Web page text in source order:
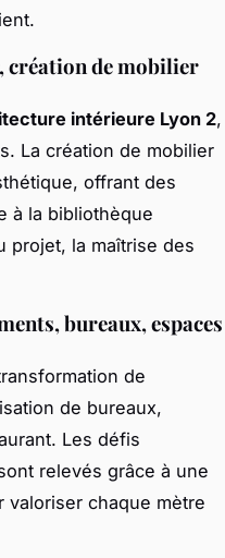
création de mobilier
intérieure Lyon 2,
La création de mobilier
offrant des
à la bibliothèque
projet, la maîtrise des
bureaux, espaces
de
de bureaux,
Les défis
relevés grâce à une
chaque mètre